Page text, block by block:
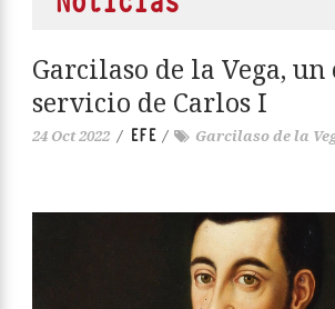
Garcilaso de la Vega,
servicio de Carlos I
24 Oct 2022 / EFE / Garcilaso de la